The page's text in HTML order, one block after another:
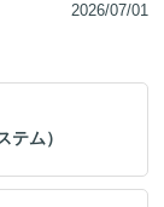
2026/07/01
ム）